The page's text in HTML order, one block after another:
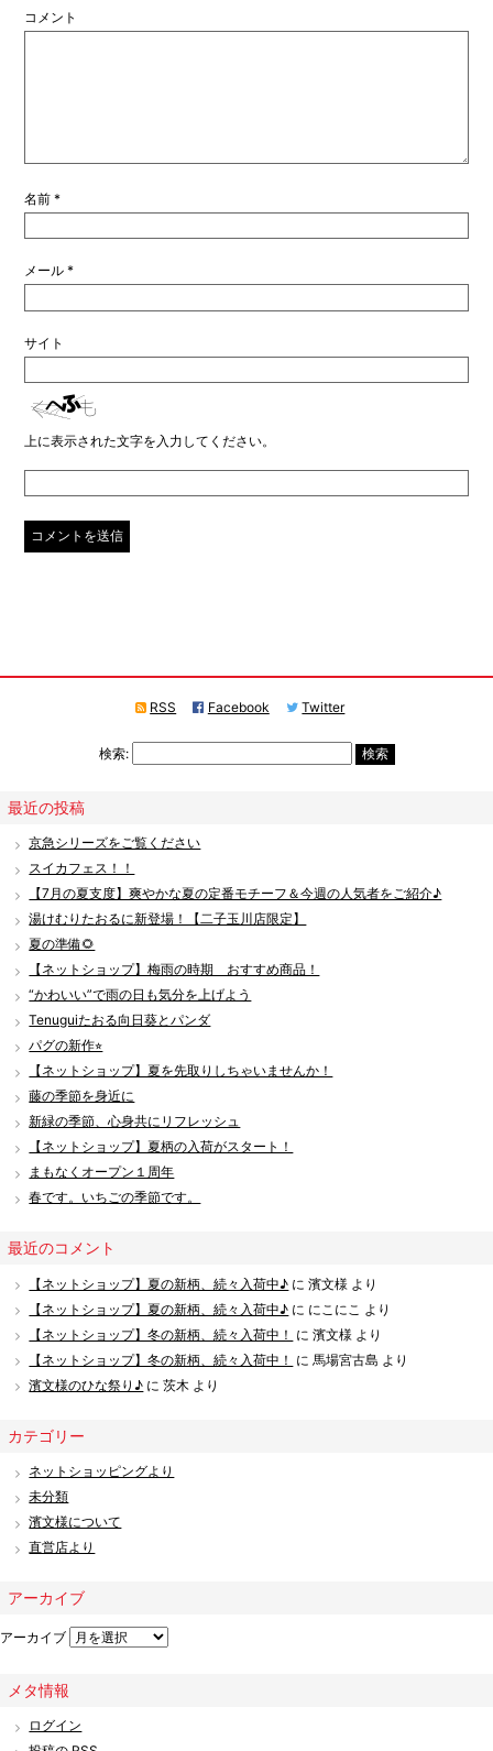
コメント
名前 *
メール *
サイト
上に表示された文字を入力してください。
RSS Facebook Twitter
検索:
最近の投稿
京急シリーズをご覧ください
スイカフェス！！
【7月の夏支度】爽やかな夏の定番モチーフ＆今週の人気者をご紹介♪
湯けむりたおるに新登場！【二子玉川店限定】
夏の準備🌻
【ネットショップ】梅雨の時期 おすすめ商品！
“かわいい”で雨の日も気分を上げよう
Tenuguiたおる向日葵とパンダ
パグの新作⭐︎
【ネットショップ】夏を先取りしちゃいませんか！
藤の季節を身近に
新緑の季節、心身共にリフレッシュ
【ネットショップ】夏柄の入荷がスタート！
まもなくオープン１周年
春です。いちごの季節です。
最近のコメント
【ネットショップ】夏の新柄、続々入荷中♪ に濱文様 より
【ネットショップ】夏の新柄、続々入荷中♪ に にこにこ より
【ネットショップ】冬の新柄、続々入荷中！ に濱文様 より
【ネットショップ】冬の新柄、続々入荷中！ に 馬場宮古島 より
濱文様のひな祭り♪ に茨木 より
カテゴリー
ネットショッピングより
未分類
濱文様について
直営店より
アーカイブ
アーカイブ
メタ情報
ログイン